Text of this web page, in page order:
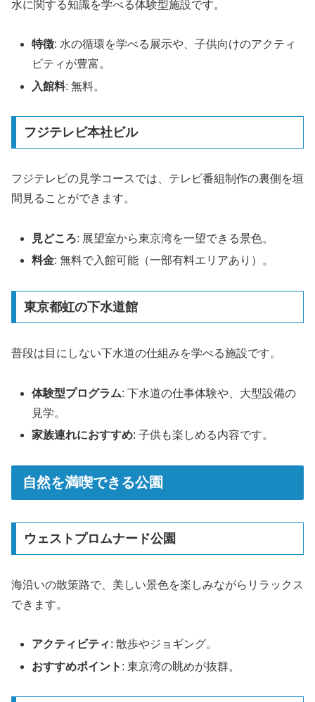
水に関する知識を学べる体験型施設です。
特徴: 水の循環を学べる展示や、子供向けのアクティ
ビティが豊富。
入館料: 無料。
フジテレビ本社ビル
フジテレビの見学コースでは、テレビ番組制作の裏側を垣
間見ることができます。
見どころ: 展望室から東京湾を一望できる景色。
料金: 無料で入館可能（一部有料エリアあり）。
東京都虹の下水道館
普段は目にしない下水道の仕組みを学べる施設です。
体験型プログラム: 下水道の仕事体験や、大型設備の
見学。
家族連れにおすすめ: 子供も楽しめる内容です。
自然を満喫できる公園
ウェストプロムナード公園
海沿いの散策路で、美しい景色を楽しみながらリラックス
できます。
アクティビティ: 散歩やジョギング。
おすすめポイント : 東京湾の眺めが抜群。